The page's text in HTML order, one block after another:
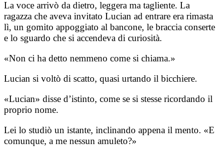
La voce arrivò da dietro, leggera ma tagliente. La
ragazza che aveva invitato Lucian ad entrare era rimasta
lì, un gomito appoggiato al bancone, le braccia conserte
e lo sguardo che si accendeva di curiosità.
«Non ci ha detto nemmeno come si chiama.»
Lucian si voltò di scatto, quasi urtando il bicchiere.
«Lucian» disse d’istinto, come se si stesse ricordando il
proprio nome.
Lei lo studiò un istante, inclinando appena il mento. «E
comunque, a me nessun amuleto?»